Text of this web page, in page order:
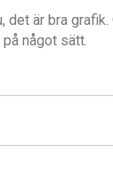
det är bra
något sätt.